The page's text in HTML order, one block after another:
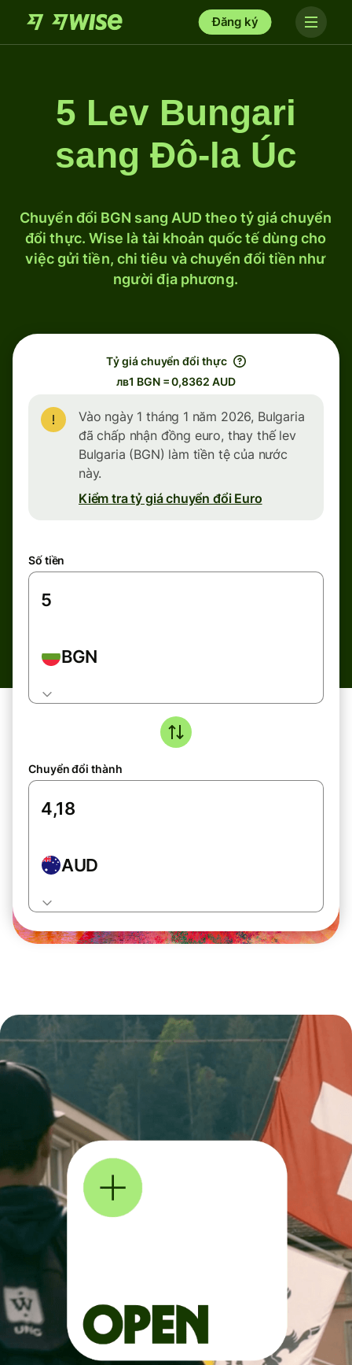
Đăng ký
5 Lev Bungari
sang Đô-la Úc
Chuyển đổi BGN sang AUD theo tỷ giá chuyển
đổi thực. Wise là tài khoản quốc tế dùng cho
việc gửi tiền, chi tiêu và chuyển đổi tiền như
người địa phương.
Tỷ giá chuyển đổi thực
лв1 BGN = 0,8362 AUD
Vào ngày 1 tháng 1 năm 2026, Bulgaria
đã chấp nhận đồng euro, thay thế lev
Bulgaria (BGN) làm tiền tệ của nước
này.
Kiểm tra tỷ giá chuyển đổi Euro
Số tiền
BGN
Chuyển đổi thành
AUD